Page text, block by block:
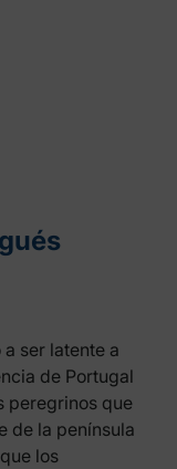
ser latente a
de Portugal
peregrinos que
de la península
los